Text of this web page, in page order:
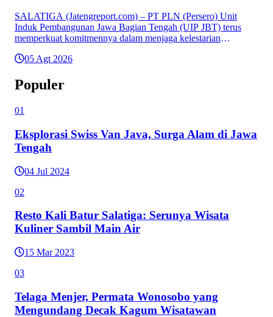
SALATIGA (Jatengreport.com) – PT PLN (Persero) Unit
Induk Pembangunan Jawa Bagian Tengah (UIP JBT) terus
memperkuat komitmennya dalam menjaga kelestarian
05 Agt 2026
Populer
01
Eksplorasi Swiss Van Java, Surga Alam di Jawa
Tengah
04 Jul 2024
02
Resto Kali Batur Salatiga: Serunya Wisata
Kuliner Sambil Main Air
15 Mar 2023
03
Telaga Menjer, Permata Wonosobo yang
Mengundang Decak Kagum Wisatawan